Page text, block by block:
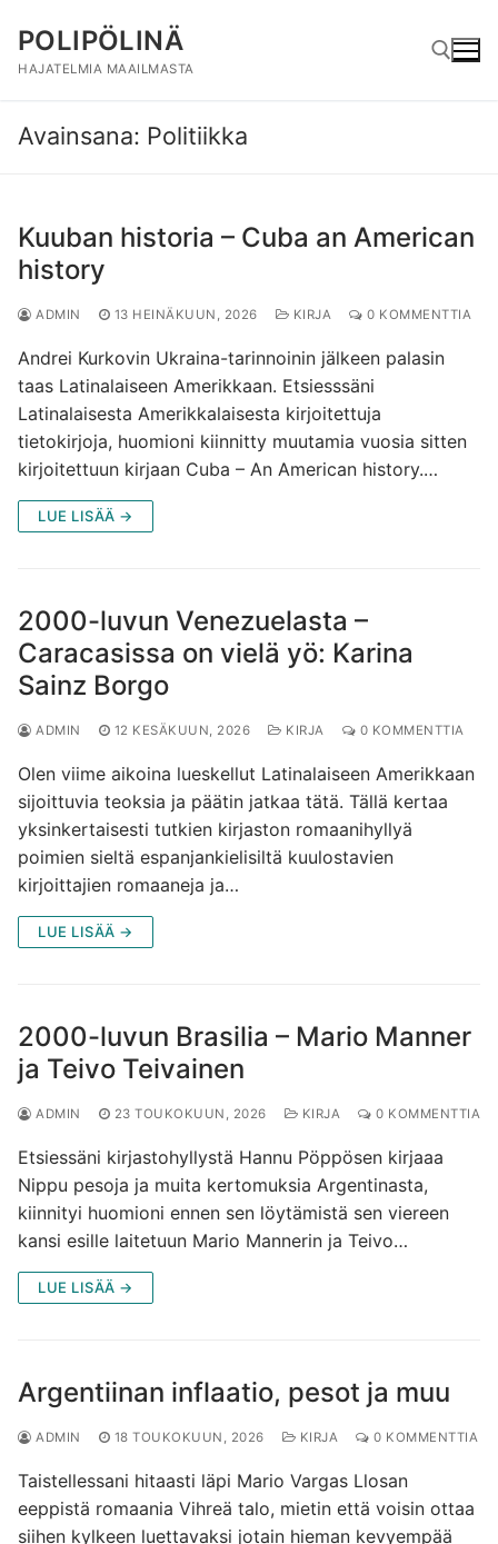
sisältöön
POLIPÖLINÄ
HAJATELMIA MAAILMASTA
Hae:
Avainsana: Politiikka
Kuuban historia – Cuba an American
history
ADMIN 13 HEINÄKUUN, 2026 KIRJA 0 KOMMENTTIA
Andrei Kurkovin Ukraina-tarinnoinin jälkeen palasin
taas Latinalaiseen Amerikkaan. Etsiesssäni
Latinalaisesta Amerikkalaisesta kirjoitettuja
tietokirjoja, huomioni kiinnitty muutamia vuosia sitten
kirjoitettuun kirjaan Cuba – An American history.…
LUE LISÄÄ →
2000-luvun Venezuelasta –
Caracasissa on vielä yö: Karina
Sainz Borgo
ADMIN 12 KESÄKUUN, 2026 KIRJA 0 KOMMENTTIA
Olen viime aikoina lueskellut Latinalaiseen Amerikkaan
sijoittuvia teoksia ja päätin jatkaa tätä. Tällä kertaa
yksinkertaisesti tutkien kirjaston romaanihyllyä
poimien sieltä espanjankielisiltä kuulostavien
kirjoittajien romaaneja ja…
LUE LISÄÄ →
2000-luvun Brasilia – Mario Manner
ja Teivo Teivainen
ADMIN 23 TOUKOKUUN, 2026 KIRJA 0 KOMMENTTIA
Etsiessäni kirjastohyllystä Hannu Pöppösen kirjaaa
Nippu pesoja ja muita kertomuksia Argentinasta,
kiinnityi huomioni ennen sen löytämistä sen viereen
kansi esille laitetuun Mario Mannerin ja Teivo…
LUE LISÄÄ →
Argentiinan inflaatio, pesot ja muu
ADMIN 18 TOUKOKUUN, 2026 KIRJA 0 KOMMENTTIA
Taistellessani hitaasti läpi Mario Vargas Llosan
eeppistä romaania Vihreä talo, mietin että voisin ottaa
siihen kylkeen luettavaksi jotain hieman kevyempää